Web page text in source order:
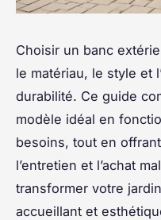
Choisir un banc
le matériau, le style et
durabilité. Ce guide
modèle idéal en
besoins, tout en
l’entretien et l’achat
transformer votre
accueillant et